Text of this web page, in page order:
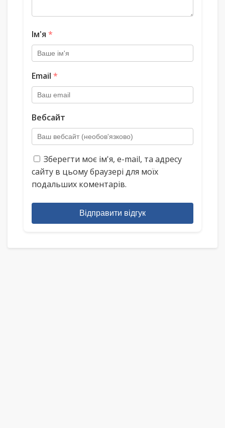
Ім'я *
Email *
Вебсайт
Зберегти моє ім'я, e-mail, та адресу
сайту в цьому браузері для моїх
подальших коментарів.
Відправити відгук